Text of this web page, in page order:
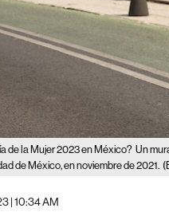
de la Mujer 2023 en México? Un
de México, en noviembre de 2021.
| 10:34 AM